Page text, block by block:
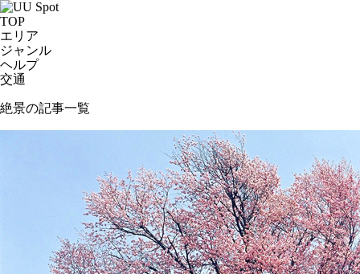
TOP
エリア
ジャンル
ヘルプ
交通
絶景の記事一覧